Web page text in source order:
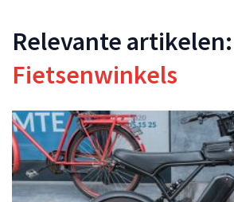
Relevante artikelen:
Fietsenwinkels